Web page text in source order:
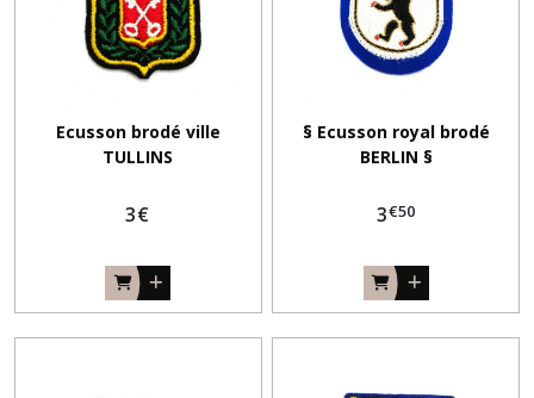
Ecusson brodé ville
TULLINS
3€
§ Ecusson royal brodé
BERLIN §
3€50